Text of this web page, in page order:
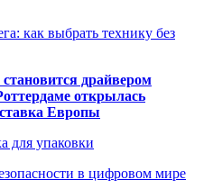
как выбрать технику без
драйвером
открылась
Европы
для упаковки
в цифровом мире